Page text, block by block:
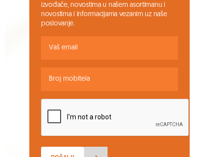
izvođače, novostima u našem asortimanu i
novostima i informacijama vezanim uz naše
poslovanje.